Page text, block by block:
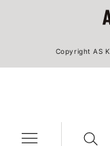
Copyright AS